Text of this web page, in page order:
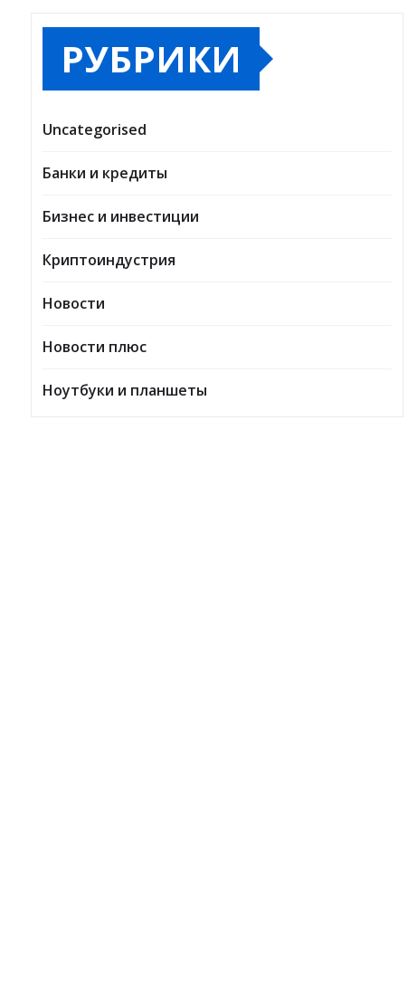
РУБРИКИ
Uncategorised
Банки и кредиты
Бизнес и инвестиции
Криптоиндустрия
Новости
Новости плюс
Ноутбуки и планшеты